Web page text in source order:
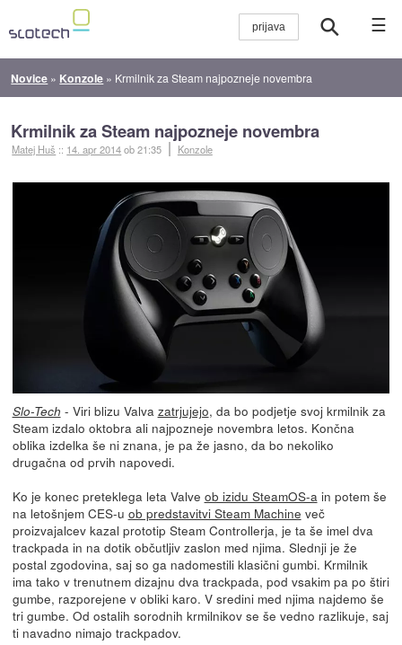
☰
Novice » Konzole » Krmilnik za Steam najpozneje novembra
Krmilnik za Steam najpozneje novembra
Matej Huš :: 14. apr 2014ob 21:35 Konzole
Slo-Tech - Viri blizu Valva zatrjujejo, da bo podjetje svoj krmilnik za
Steam izdalo oktobra ali najpozneje novembra letos. Končna
oblika izdelka še ni znana, je pa že jasno, da bo nekoliko
drugačna od prvih napovedi.
Ko je konec preteklega leta Valve ob izidu SteamOS-ain potem še
na letošnjem CES-u ob predstavitvi Steam Machine več
proizvajalcev kazal prototip Steam Controllerja, je ta še imel dva
trackpada in na dotik občutljiv zaslon med njima. Slednji je že
postal zgodovina, saj so ga nadomestili klasični gumbi. Krmilnik
ima tako v trenutnem dizajnu dva trackpada, pod vsakim pa po štiri
gumbe, razporejene v obliki karo. V sredini med njima najdemo še
tri gumbe. Od ostalih sorodnih krmilnikov se še vedno razlikuje, saj
ti navadno nimajo trackpadov.